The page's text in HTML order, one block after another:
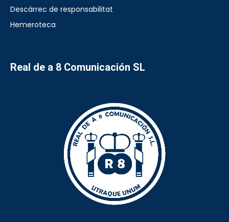
Descàrrec de responsabilitat
Hemeroteca
Real de a 8 Comunicación SL